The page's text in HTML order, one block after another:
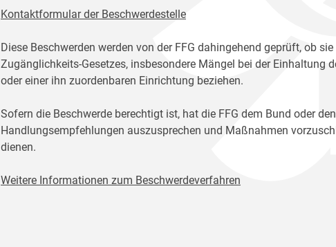
Kontaktformular der Beschwerdestelle
Diese Beschwerden werden von der FFG dahingehend geprüft, ob
Zugänglichkeits-Gesetzes, insbesondere Mängel bei der Einhaltung
oder einer ihn zuordenbaren Einrichtung beziehen.
Sofern die Beschwerde berechtigt ist, hat die FFG dem Bund oder
Handlungsempfehlungen auszusprechen und Maßnahmen
dienen.
Weitere Informationen zum Beschwerdeverfahren